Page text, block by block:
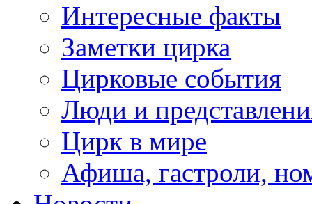
Интересные факты
Заметки цирка
Цирковые события
Люди и
Цирк в мире
Афиша, гастроли,